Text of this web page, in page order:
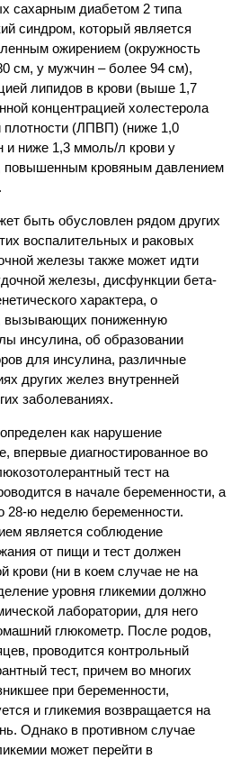
сахарным диабетом 2 типа
синдром, который является
ожирением (окружность
см, у мужчин – более 94 см),
липидов в крови (выше 1,7
концентрацией холестерола
плотности (ЛПВП) (ниже 1,0
и ниже 1,3 ммоль/л крови у
повышенным кровяным давлением
быть обусловлен рядом других
воспалительных и раковых
железы также может идти
железы, дисфункции бета-
характера, о
вызывающих пониженную
инсулина, об образовании
для инсулина, различные
других желез внутренней
заболеваниях.
определен как нарушение
впервые диагностированное во
тест на
в начале беременности, а
28-ю неделю беременности.
является соблюдение
от пищи и тест должен
крови (ни в коем случае не на
уровня гликемии должно
лаборатории, для него
глюкометр. После родов,
проводится контрольный
тест, причем во многих
при беременности,
и гликемия возвращается на
Однако в противном случае
может перейти в